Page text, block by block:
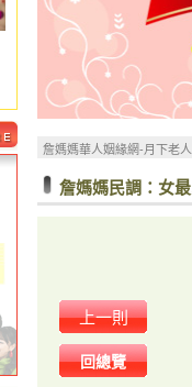
詹媽媽華人姻緣網-月下老
詹媽媽民調：女
上一則
回總覽